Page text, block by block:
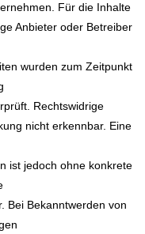
Für die Inhalte
Anbieter oder Betreiber
wurden zum Zeitpunkt
Rechtswidrige
nicht erkennbar. Eine
ist jedoch ohne konkrete
Bei Bekanntwerden von